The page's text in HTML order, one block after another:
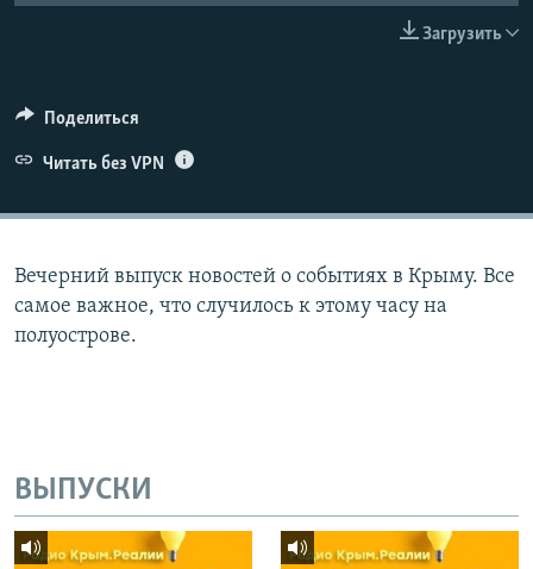
ELIFBE
УКРАИНСКАЯ ПРОБЛЕМА КРЫМА
Загрузить
Поделиться
Читать без VPN
Вечерний выпуск новостей о событиях в Крыму. Все
самое важное, что случилось к этому часу на
полуострове.
ВЫПУСКИ